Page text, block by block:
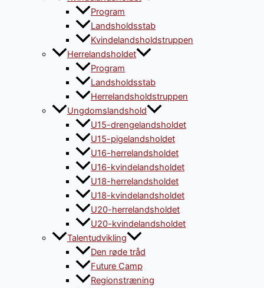
Program
Landsholdsstab
Kvindelandsholdstruppen
Herrelandsholdet
Program
Landsholdsstab
Herrelandsholdstruppen
Ungdomslandshold
U15-drengelandsholdet
U15-pigelandsholdet
U16-herrelandsholdet
U16-kvindelandsholdet
U18-herrelandsholdet
U18-kvindelandsholdet
U20-herrelandsholdet
U20-kvindelandsholdet
Talentudvikling
Den røde tråd
Future Camp
Regionstræning